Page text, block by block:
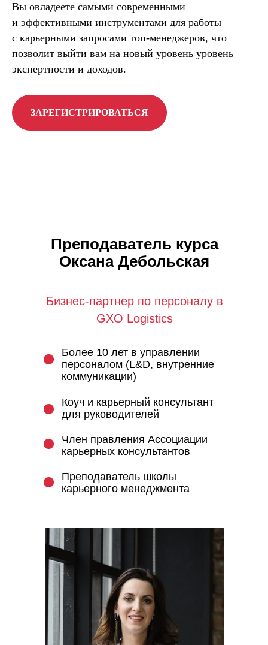
Вы овладеете самыми современными
и эффективными инструментами для работы
с карьерными запросами топ-менеджеров, что
позволит выйти вам на новый уровень уровень
экспертности и доходов.
ЗАРЕГИСТРИРОВАТЬСЯ
Более 10 лет в управлении
персоналом (L&D, внутренние
коммуникации)
Член правления Ассоциации
карьерных консультантов
Коуч и карьерный консультант
для руководителей
Преподаватель курса
Оксана Дебольская
Бизнес-партнер по персоналу в
GXO Logistics
Преподаватель школы
карьерного менеджмента